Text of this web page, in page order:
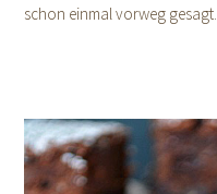
schon einmal vorweg gesagt.